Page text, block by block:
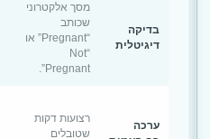
בדיקה
דיגיטלית
מסך אלקטרוני
שכותב
“Pregnant” או
“Not
Pregnant”.
ערכה
רצועות דקות
שטובלים